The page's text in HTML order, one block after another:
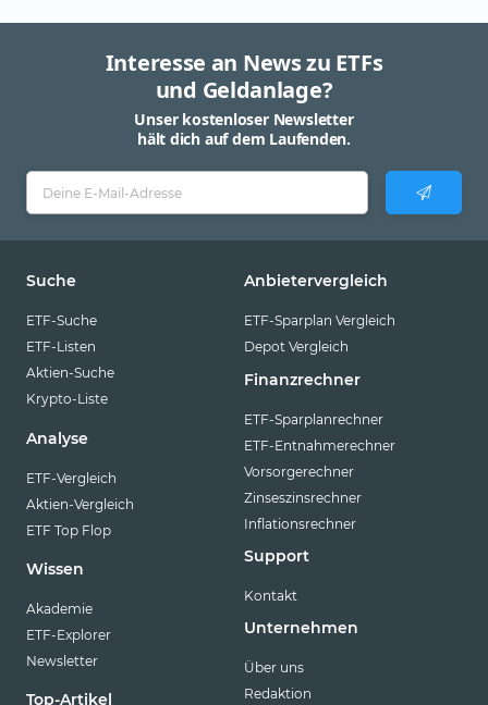
Interesse an News zu ETFs
und Geldanlage?
Unser kostenloser Newsletter
hält dich auf dem Laufenden.
Suche
ETF-Suche
ETF-Listen
Aktien-Suche
Krypto-Liste
Analyse
ETF-Vergleich
Aktien-Vergleich
ETF Top Flop
Wissen
Akademie
ETF-Explorer
Newsletter
Top-Artikel
Anbietervergleich
ETF-Sparplan Vergleich
Depot Vergleich
Finanzrechner
ETF-Sparplanrechner
ETF-Entnahmerechner
Vorsorgerechner
Zinseszinsrechner
Inflationsrechner
Support
Kontakt
Unternehmen
Über uns
Redaktion